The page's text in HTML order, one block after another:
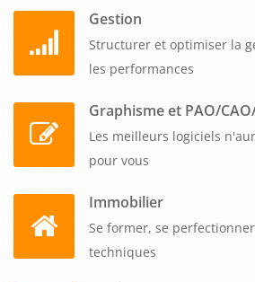
Gestion
Structurer et optimiser la
les performances
Graphisme et PAO/
Les meilleurs logiciels
pour vous
Immobilier
Se former, se
techniques